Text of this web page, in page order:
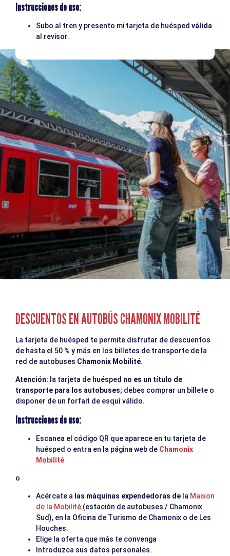
Instrucciones de uso:
Subo al tren y presento mi tarjeta de huésped válida
al revisor.
DESCUENTOS EN AUTOBÚS CHAMONIX MOBILITÉ
La tarjeta de huésped te permite disfrutar de descuentos
de hasta el 50 % y más en los billetes de transporte de la
red de autobuses Chamonix Mobilité.
Atención: la tarjeta de huésped no es un título de
transporte para los autobuses; debes comprar un billete o
disponer de un forfait de esquí válido.
Instrucciones de uso:
Escanea el código QR que aparece en tu tarjeta de
huésped o entra en la página web de Chamonix
Mobilité
o
Acércate a las máquinas expendedoras de la Maison
de la Mobilité (estación de autobuses / Chamonix
Sud), en la Oficina de Turismo de Chamonix o de Les
Houches.
Elige la oferta que más te convenga
Introduzca sus datos personales.